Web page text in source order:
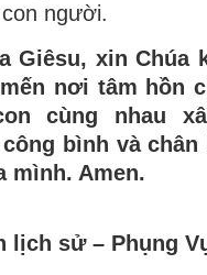
người.
Giêsu, xin Chúa
nơi tâm hồn
cùng nhau
bình và
mình. Amen.
lịch sử – Phụng